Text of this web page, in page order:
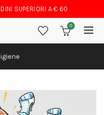
SUPERIORI A € 60
0
igiene